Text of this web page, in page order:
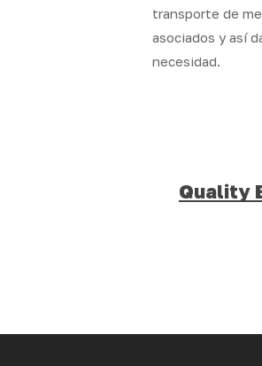
transporte de
asociados y así
necesidad.
Quality